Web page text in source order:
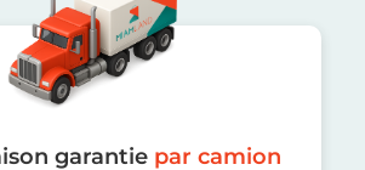
garantie par camion